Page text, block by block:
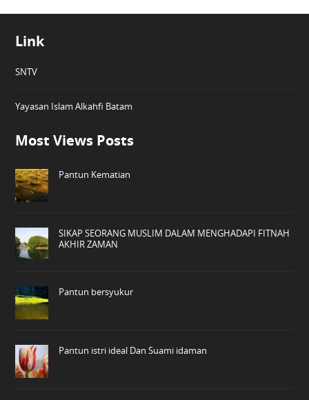
Link
SNTV
Yayasan Islam Alkahfi Batam
Most Views Posts
Pantun Kematian
SIKAP SEORANG MUSLIM DALAM MENGHADAPI FITNAH
AKHIR ZAMAN
Pantun bersyukur
Pantun istri ideal Dan Suami idaman